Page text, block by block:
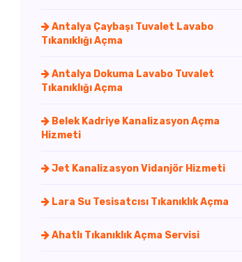
Antalya Çaybaşı Tuvalet Lavabo
Tıkanıklığı Açma
Antalya Dokuma Lavabo Tuvalet
Tıkanıklığı Açma
Belek Kadriye Kanalizasyon Açma
Hizmeti
Jet Kanalizasyon Vidanjör Hizmeti
Lara Su Tesisatcısı Tıkanıklık Açma
Ahatlı Tıkanıklık Açma Servisi